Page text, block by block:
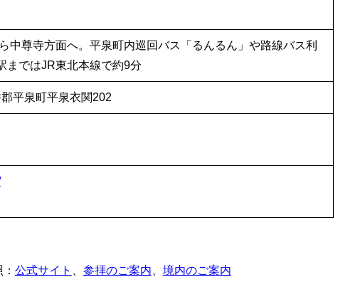
中尊寺方面へ。平泉町内巡回バス「るんるん」や路線バス利
まではJR東北本線で約9分
平泉町平泉衣関202
公式サイト 参拝のご案内 境内のご案内